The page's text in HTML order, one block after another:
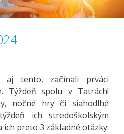
tento, začínali prváci
Týždeň spolu v Tatrách!
nočné hry či siahodlhé
ich stredoškolským
ich preto 3 základné otázky: